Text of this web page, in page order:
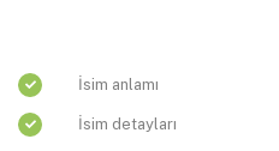
İsim anlamı
İsim detayları